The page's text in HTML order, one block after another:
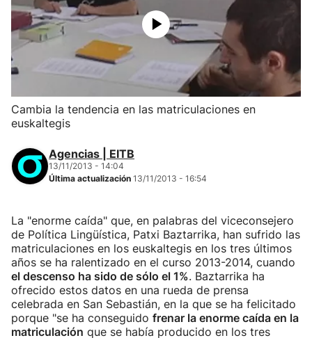
Cambia la tendencia en las matriculaciones en
euskaltegis
Agencias | EITB
13/11/2013 - 14:04
Última actualización 13/11/2013 - 16:54
La "enorme caída" que, en palabras del viceconsejero
de Política Lingüística, Patxi Baztarrika, han sufrido las
matriculaciones en los euskaltegis en los tres últimos
años se ha ralentizado en el curso 2013-2014, cuando
el descenso ha sido de sólo el 1%. Baztarrika ha
ofrecido estos datos en una rueda de prensa
celebrada en San Sebastián, en la que se ha felicitado
porque "se ha conseguido frenar la enorme caída en la
matriculación que se había producido en los tres